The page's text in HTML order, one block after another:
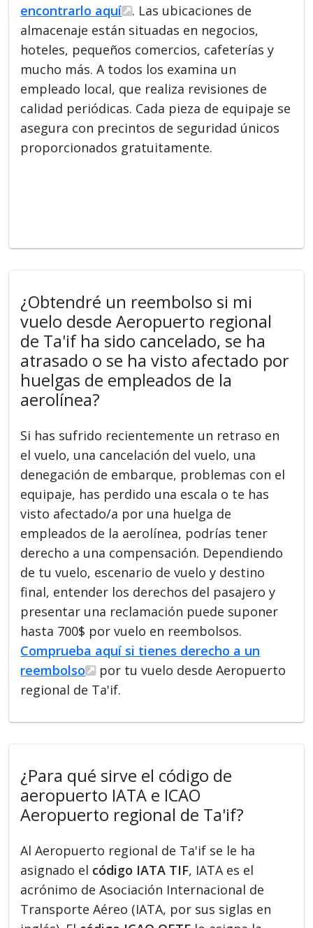
encontrarlo aquí
. Las ubicaciones de
almacenaje están situadas en negocios,
hoteles, pequeños comercios, cafeterías y
mucho más. A todos los examina un
empleado local, que realiza revisiones de
calidad periódicas. Cada pieza de equipaje se
asegura con precintos de seguridad únicos
proporcionados gratuitamente.
¿Obtendré un reembolso si mi
vuelo desde Aeropuerto regional
de Ta'if ha sido cancelado, se ha
atrasado o se ha visto afectado por
huelgas de empleados de la
aerolínea?
Si has sufrido recientemente un retraso en
el vuelo, una cancelación del vuelo, una
denegación de embarque, problemas con el
equipaje, has perdido una escala o te has
visto afectado/a por una huelga de
empleados de la aerolínea, podrías tener
derecho a una compensación. Dependiendo
de tu vuelo, escenario de vuelo y destino
final, entender los derechos del pasajero y
presentar una reclamación puede suponer
hasta 700$ por vuelo en reembolsos.
Comprueba aquí si tienes derecho a un
reembolso
por tu vuelo desde Aeropuerto
regional de Ta'if.
¿Para qué sirve el código de
aeropuerto IATA e ICAO
Aeropuerto regional de Ta'if?
Al Aeropuerto regional de Ta'if se le ha
asignado el código IATA TIF, IATA es el
acrónimo de Asociación Internacional de
Transporte Aéreo (IATA, por sus siglas en